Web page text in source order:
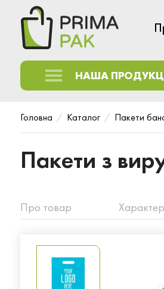
НАША
Головна Каталог Пакети
Пакети з
Про товар